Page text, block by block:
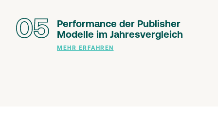
05
Performance der Publisher
Modelle im Jahresvergleich
MEHR ERFAHREN